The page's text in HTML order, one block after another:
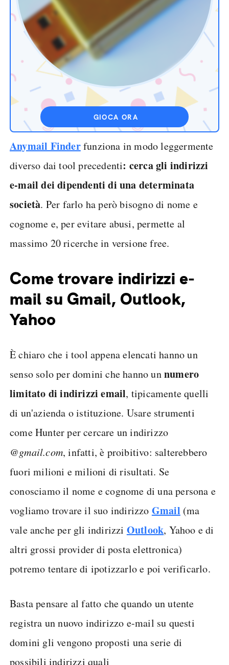
GIOCA ORA
Anymail Finderfunziona in modo leggermente
diverso dai tool precedenti: cerca gli indirizzi
e-mail dei dipendenti di una determinata
società. Per farlo ha però bisogno di nome e
cognome e, per evitare abusi, permette al
massimo 20 ricerche in versione free.
Come trovare indirizzi e-
mail su Gmail, Outlook,
Yahoo
È chiaro che i tool appena elencati hanno un
senso solo per domini che hanno unnumero
limitato di indirizzi email, tipicamente quelli
di un'azienda o istituzione. Usare strumenti
come Hunter per cercare un indirizzo
@gmail.com, infatti, è proibitivo: salterebbero
fuori milioni e milioni di risultati. Se
conosciamo il nome e cognome di una persona e
vogliamo trovare il suo indirizzo Gmail (ma
vale anche per gli indirizzi Outlook, Yahoo e di
altri grossi provider di posta elettronica)
potremo tentare di ipotizzarlo e poi verificarlo.
Basta pensare al fatto che quando un utente
registra un nuovo indirizzo e-mail su questi
domini gli vengono proposti una serie di
possibili indirizzi quali